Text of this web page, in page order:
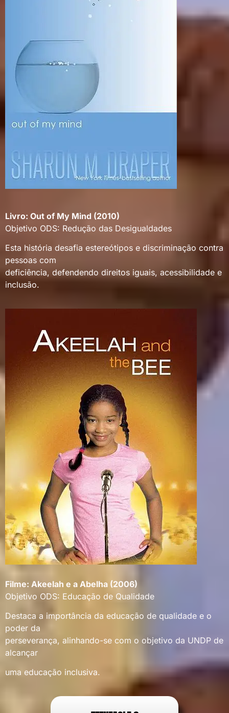
Livro: Out of My Mind (2010)
Objetivo ODS: Redução das Desigualdades
Esta história desafia estereótipos e discriminação contra
pessoas com
deficiência, defendendo direitos iguais, acessibilidade e
inclusão.
Filme: Akeelah e a Abelha (2006)
Objetivo ODS: Educação de Qualidade
Destaca a importância da educação de qualidade e o
poder da
perseverança, alinhando-se com o objetivo da UNDP de
alcançar
uma educação inclusiva.